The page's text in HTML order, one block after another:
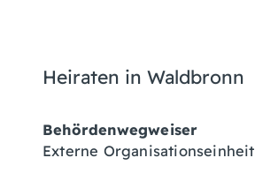
Heiraten in Waldbronn
Behördenwegweiser
Externe Organisationseinheit